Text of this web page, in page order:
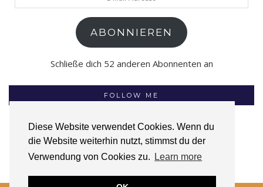
Diese Website verwendet Cookies. Wenn du
die Website weiterhin nutzt, stimmst du der
Verwendung von Cookies zu.
Learn more
Mail-
ABONNIEREN
Schließe dich 52 anderen Abonnenten an
FOLLOW ME
INSTAGRAM FACEBOOK GOODREADS